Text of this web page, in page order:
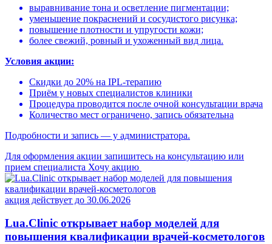
выравнивание тона и осветление пигментации;
уменьшение покраснений и сосудистого рисунка;
повышение плотности и упругости кожи;
более свежий, ровный и ухоженный вид лица.
Условия акции:
Скидки до 20% на IPL-терапию
Приём у новых специалистов клиники
Процедура проводится после очной консультации врача
Количество мест ограничено, запись обязательна
Подробности и запись — у администратора.
Для оформления акции запишитесь на консультацию или
прием специалиста Хочу акцию
акция действует до 30.06.2026
Lua.Clinic открывает набор моделей для
повышения квалификации врачей-косметологов